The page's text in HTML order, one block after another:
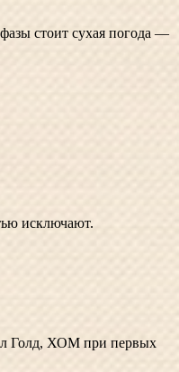
стоит сухая погода —
исключают.
Голд, ХОМ при первых